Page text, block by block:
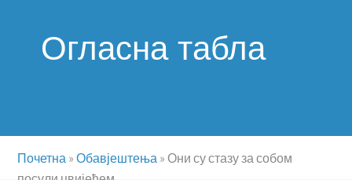
Огласна табла
Почетна »Обавјештења »Они су стазу за собом